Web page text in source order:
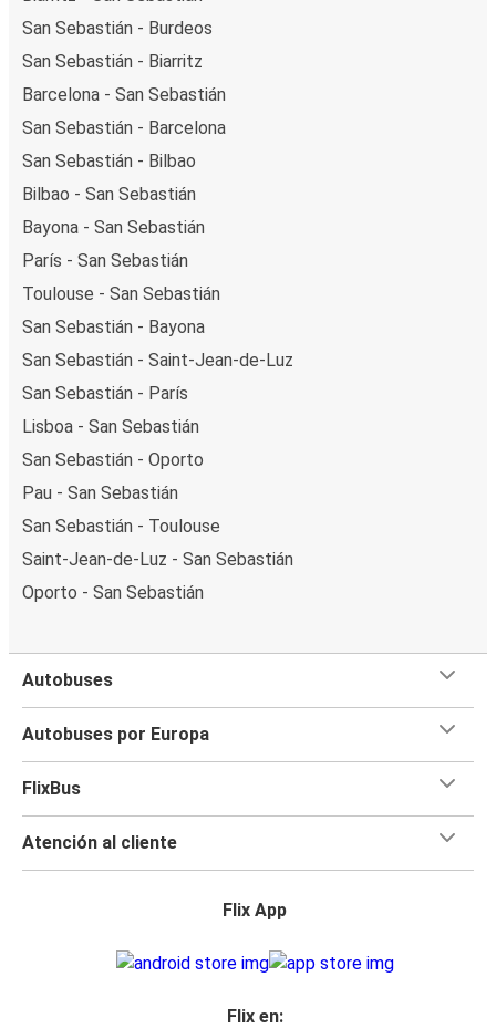
San Sebastián - Burdeos
San Sebastián - Biarritz
Barcelona - San Sebastián
San Sebastián - Barcelona
San Sebastián - Bilbao
Bilbao - San Sebastián
Bayona - San Sebastián
París - San Sebastián
Toulouse - San Sebastián
San Sebastián - Bayona
San Sebastián - Saint-Jean-de-Luz
San Sebastián - París
Lisboa - San Sebastián
San Sebastián - Oporto
Pau - San Sebastián
San Sebastián - Toulouse
Saint-Jean-de-Luz - San Sebastián
Oporto - San Sebastián
Autobuses
Autobuses por Europa
FlixBus
Atención al cliente
Flix App
Flix en: